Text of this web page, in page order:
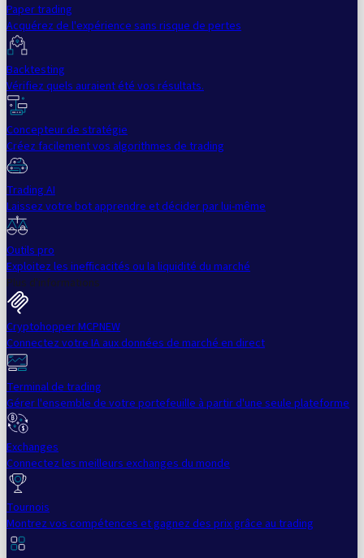
Paper trading
Acquérez de l'expérience sans risque de pertes
Backtesting
Vérifiez quels auraient été vos résultats.
Concepteur de stratégie
Créez facilement vos algorithmes de trading
Trading AI
Laissez votre bot apprendre et décider par lui-même
Outils pro
Exploitez les inefficacités ou la liquidité du marché
Plus d'informations
Cryptohopper MCPNEW
Connectez votre IA aux données de marché en direct
Terminal de trading
Gérer l'ensemble de votre portefeuille à partir d'une seule plateforme
Exchanges
Connectez les meilleurs exchanges du monde
Tournois
Montrez vos compétences et gagnez des prix grâce au trading